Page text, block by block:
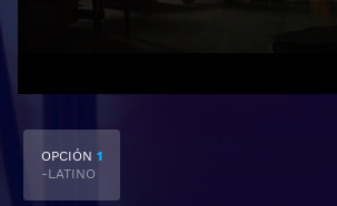
OPCIÓN 1
-LATINO